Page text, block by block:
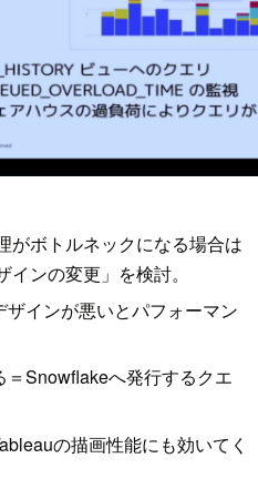
がボトルネックになる場合は
インの変更」を検討。
ザインが悪いとパフォーマン
＝Snowflakeへ発行するクエ
の描画性能にも効いてく